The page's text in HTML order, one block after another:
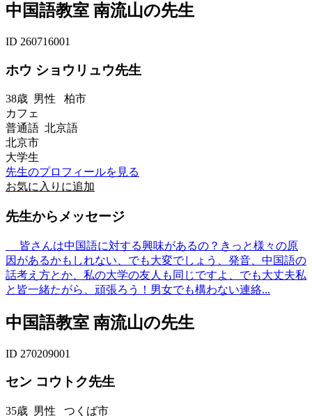
中国語教室 南流山の先生
ID 260716001
ホウ ショウリュウ先生
38歳 男性 柏市
カフェ
普通語 北京語
北京市
大学生
先生のプロフィールを見る
お気に入りに追加
先生からメッセージ
皆さんは中国語に対する興味があるの？きっと様々の原
因があるかもしれない、でも大変でしょう、発音、中国語の
話考え方とか、私の大学の友人も同じですよ、でも大丈夫私
と皆一緒たがら、頑張ろう！男女でも構わない連絡...
中国語教室 南流山の先生
ID 270209001
セン コウトク先生
35歳 男性 つくば市